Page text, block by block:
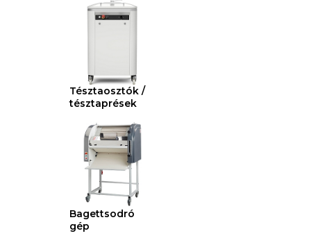
Tésztaosztók /
tésztaprések
Bagettsodró
gép